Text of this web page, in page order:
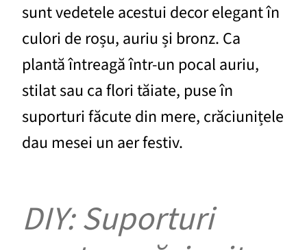
sunt vedetele acestui decor elegant în
culori de roșu, auriu și bronz. Ca
plantă întreagă într-un pocal auriu,
stilat sau ca flori tăiate, puse în
suporturi făcute din mere, crăciunițele
dau mesei un aer festiv.
DIY: Suporturi